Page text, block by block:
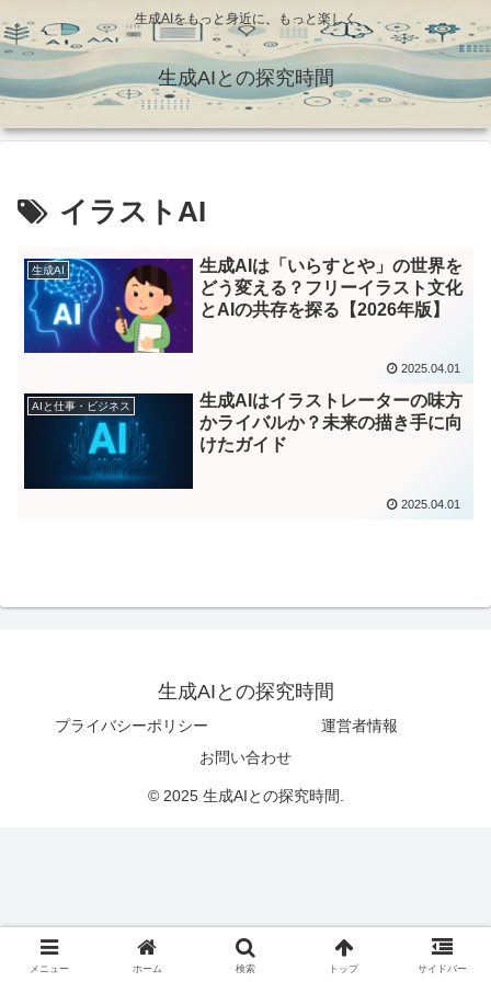
生成AIをもっと身近に、もっと楽しく
生成AIとの探究時間
イラストAI
生成AI
生成AIは「いらすとや」の世界を
どう変える？フリーイラスト文化
とAIの共存を探る【2026年版】
2025.04.01
AIと仕事・ビジネス
生成AIはイラストレーターの味方
かライバルか？未来の描き手に向
けたガイド
2025.04.01
生成AIとの探究時間
プライバシーポリシー
運営者情報
お問い合わせ
© 2025 生成AIとの探究時間.
メニュー ホーム 検索 トップ サイドバー